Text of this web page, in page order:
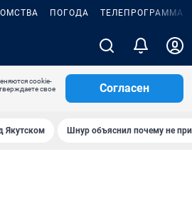
ПОГОДА ТЕЛЕПРОГРАММА
cookie-
свое
Согласен
Якутском Шнур объяснил почему не